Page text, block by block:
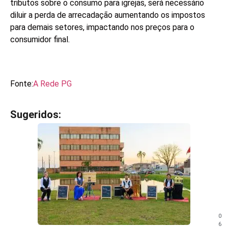
tributos sobre o consumo para igrejas, será necessário
diluir a perda de arrecadação aumentando os impostos
para demais setores, impactando nos preços para o
consumidor final.
Fonte:A Rede PG
Sugeridos:
0
6